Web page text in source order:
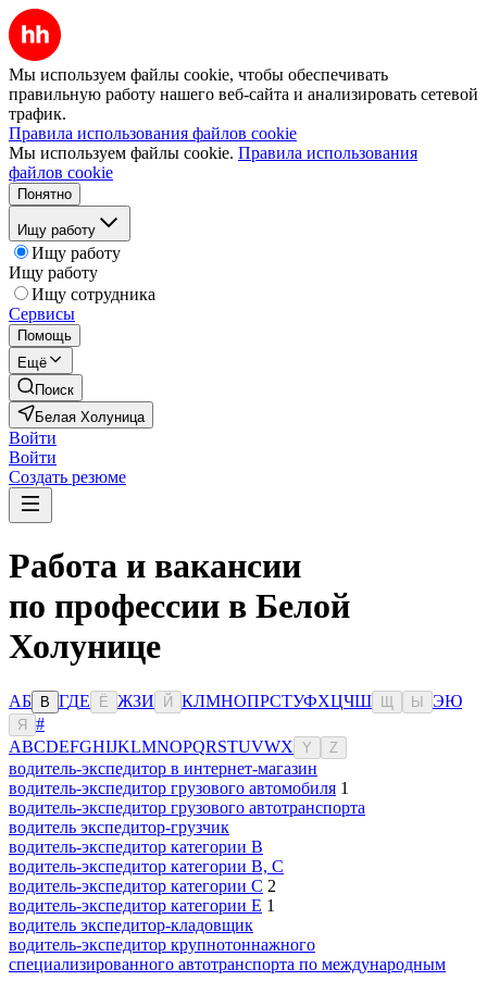
Мы используем файлы cookie, чтобы обеспечивать
правильную работу нашего веб-сайта и анализировать сетевой
трафик.
Правила использования файлов cookie
Мы используем файлы cookie. Правила использования
файлов cookie
Понятно
Ищу работу
Ищу работу
Ищу работу
Ищу сотрудника
Сервисы
Помощь
Ещё
Поиск
Белая Холуница
Войти
Войти
Создать резюме
Работа и вакансии
по профессии в Белой
Холунице
АБ В ГДЕ Ё ЖЗИ Й КЛМНОПРСТУФХЦЧШ Ы ЭЮ
Я
#
ABCDEFGHIJKLMNOPQRSTUVWX Y Z
водитель-экспедитор в интернет-магазин
водитель-экспедитор грузового автомобиля 1
водитель-экспедитор грузового автотранспорта
водитель экспедитор-грузчик
водитель-экспедитор категории B
водитель-экспедитор категории B, C
водитель-экспедитор категории C 2
водитель-экспедитор категории Е 1
водитель экспедитор-кладовщик
водитель-экспедитор крупнотоннажного
специализированного автотранспорта по международным